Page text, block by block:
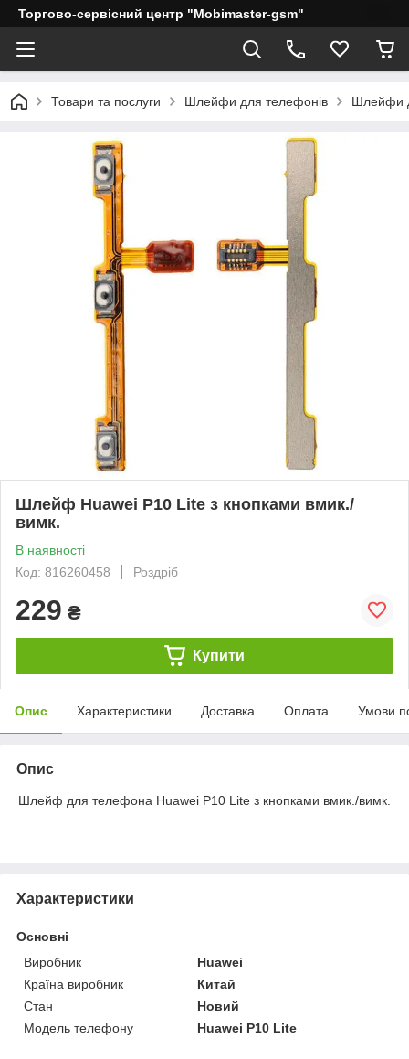
Торгово-сервісний центр "Mobimaster-gsm"
Товари та послуги Шлейфи для телефонів Шлейфи
Шлейф Huawei P10 Lite з кнопками вмик./
вимк.
В наявності
Код: 816260458
Роздріб
229 ₴
Купити
Опис Характеристики Доставка Оплата Умови
Опис
Шлейф для телефона Huawei P10 Lite з кнопками вмик./вимк.
Характеристики
Основні
Виробник
Huawei
Країна виробник
Китай
Стан
Новий
Модель телефону
Huawei P10 Lite